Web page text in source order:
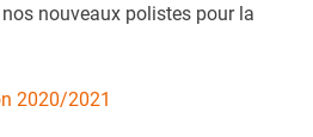
nouveaux polistes pour la